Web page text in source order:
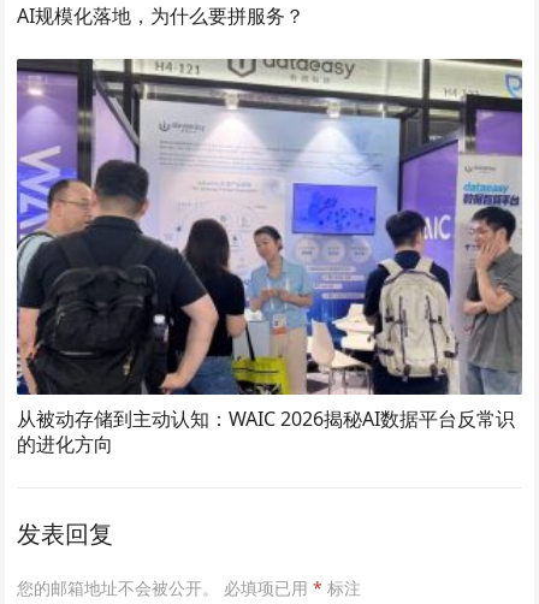
AI规模化落地，为什么要拼服务？
从被动存储到主动认知：WAIC 2026揭秘AI数据平台反常识
的进化方向
发表回复
您的邮箱地址不会被公开。 必填项已用* 标注